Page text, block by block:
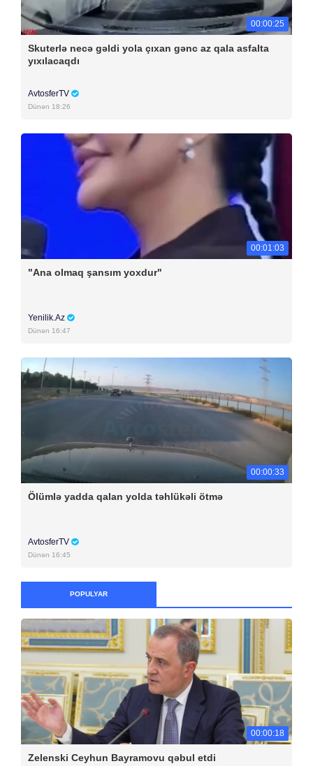
00:00:25
Skuterlə necə gəldi yola çıxan gənc az qala asfalta
yıxılacaqdı
AvtosferTV
Dünən 18:26
00:01:03
"Ana olmaq şansım yoxdur"
Yenilik.Az
Dünən 16:47
00:00:33
Ölümlə yadda qalan yolda təhlükəli ötmə
AvtosferTV
Dünən 16:45
POPULYAR
00:00:18
Zelenski Ceyhun Bayramovu qəbul etdi